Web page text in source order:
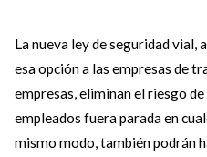
La nueva ley de seguridad vial,
esa opción a las empresas de
empresas, eliminan el riesgo
empleados fuera parada en
mismo modo, también podrán